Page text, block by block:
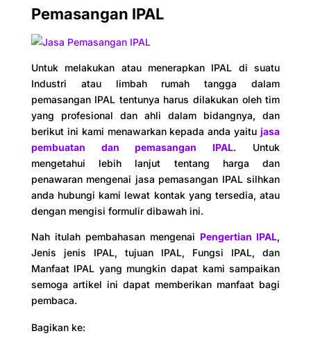
Pemasangan IPAL
Untuk melakukan atau menerapkan IPAL di suatu
Industri atau limbah rumah tangga dalam
pemasangan IPAL tentunya harus dilakukan oleh tim
yang profesional dan ahli dalam bidangnya, dan
berikut ini kami menawarkan kepada anda yaitujasa
pembuatan dan pemasangan IPAL. Untuk
mengetahui lebih lanjut tentang harga dan
penawaran mengenai jasa pemasangan IPAL silhkan
anda hubungi kami lewat kontak yang tersedia, atau
dengan mengisi formulir dibawah ini.
Nah itulah pembahasan mengenai Pengertian IPAL,
Jenis jenis IPAL, tujuan IPAL, Fungsi IPAL, dan
Manfaat IPAL yang mungkin dapat kami sampaikan
semoga artikel ini dapat memberikan manfaat bagi
pembaca.
Bagikan ke: